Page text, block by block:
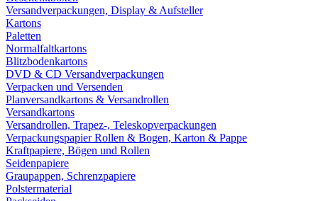
Versandverpackungen, Display & Aufsteller
Kartons
Paletten
Normalfaltkartons
Blitzbodenkartons
DVD & CD Versandverpackungen
Verpacken und Versenden
Planversandkartons & Versandrollen
Versandkartons
Versandrollen, Trapez-, Teleskopverpackungen
Verpackungspapier Rollen & Bogen, Karton & Pappe
Kraftpapiere, Bögen und Rollen
Seidenpapiere
Graupappen, Schrenzpapiere
Polstermaterial